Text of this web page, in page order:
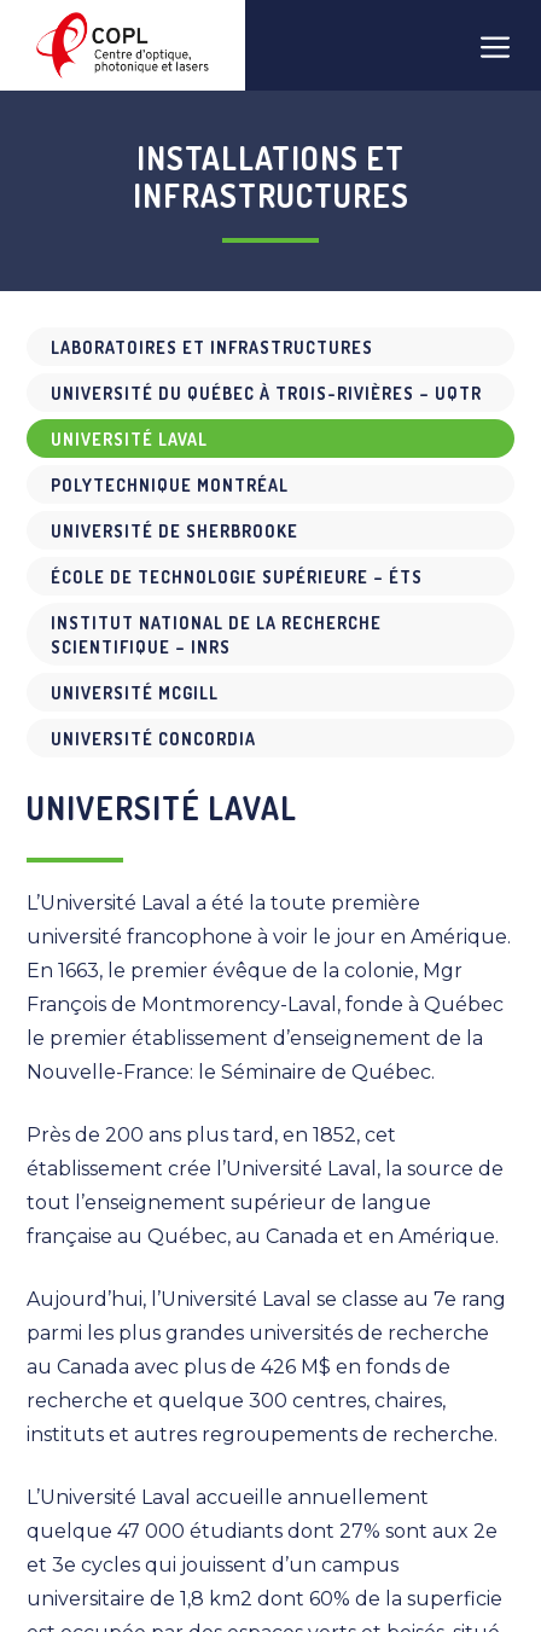
contenu
INSTALLATIONS ET
INFRASTRUCTURES
LABORATOIRES ET INFRASTRUCTURES
UNIVERSITÉ DU QUÉBEC À TROIS-RIVIÈRES – UQTR
UNIVERSITÉ LAVAL
POLYTECHNIQUE MONTRÉAL
UNIVERSITÉ DE SHERBROOKE
ÉCOLE DE TECHNOLOGIE SUPÉRIEURE – ÉTS
INSTITUT NATIONAL DE LA RECHERCHE
SCIENTIFIQUE – INRS
UNIVERSITÉ MCGILL
UNIVERSITÉ CONCORDIA
UNIVERSITÉ LAVAL
L’Université Laval a été la toute première
université francophone à voir le jour en Amérique.
En 1663, le premier évêque de la colonie, Mgr
François de Montmorency-Laval, fonde à Québec
le premier établissement d’enseignement de la
Nouvelle-France: le Séminaire de Québec.
Près de 200 ans plus tard, en 1852, cet
établissement crée l’Université Laval, la source de
tout l’enseignement supérieur de langue
française au Québec, au Canada et en Amérique.
Aujourd’hui, l’Université Laval se classe au 7e rang
parmi les plus grandes universités de recherche
au Canada avec plus de 426 M$ en fonds de
recherche et quelque 300 centres, chaires,
instituts et autres regroupements de recherche.
L’Université Laval accueille annuellement
quelque 47 000 étudiants dont 27% sont aux 2e
et 3e cycles qui jouissent d’un campus
universitaire de 1,8 km2 dont 60% de la superficie